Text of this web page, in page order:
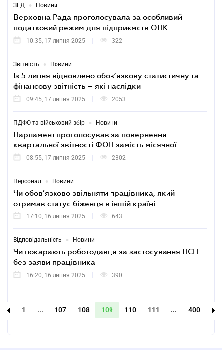
ЗЕД • Новини
Верховна Рада проголосувала за особливий
податковий режим для підприємств ОПК
10:35, 17 липня 2025 322
Звітність • Новини
Із 5 липня відновлено обов’язкову статистичну та
фінансову звітність – які наслідки
09:45, 17 липня 2025 2053
ПДФО та військовий збір • Новини
Парламент проголосував за повернення
квартальної звітності ФОП замість місячної
08:55, 17 липня 2025 2302
Персонал • Новини
Чи обов’язково звільняти працівника, який
отримав статус біженця в іншій країні
17:10, 16 липня 2025 643
Відповідальність • Новини
Чи покарають роботодавця за застосування ПСП
без заяви працівника
16:20, 16 липня 2025 390
1 ... 107 108 109 110 111 ... 400